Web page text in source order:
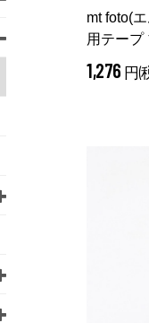
mt foto(
用テープ
ブラック
1,276 円(